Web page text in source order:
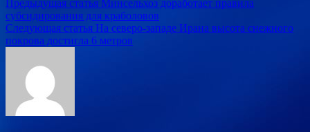
Навигация
по
записям
Предыдущая статья Минсельхоз доработает правила
субсидирования для краболовов
Следующая статья На северо-западе Ирана высота снежного
покрова достигла 6 метров